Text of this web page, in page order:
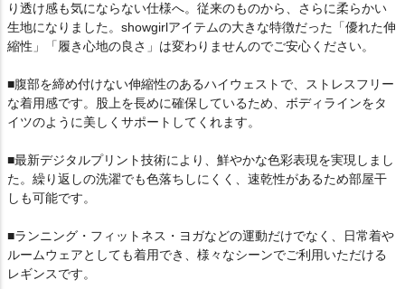
り透け感も気にならない仕様へ。従来のものから、さらに柔らかい
生地になりました。showgirlアイテムの大きな特徴だった「優れた伸
縮性」「履き心地の良さ」は変わりませんのでご安心ください。
■腹部を締め付けない伸縮性のあるハイウェストで、ストレスフリー
な着用感です。股上を長めに確保しているため、ボディラインをタ
イツのように美しくサポートしてくれます。
■最新デジタルプリント技術により、鮮やかな色彩表現を実現しまし
た。繰り返しの洗濯でも色落ちしにくく、速乾性があるため部屋干
しも可能です。
■ランニング・フィットネス・ヨガなどの運動だけでなく、日常着や
ルームウェアとしても着用でき、様々なシーンでご利用いただける
レギンスです。